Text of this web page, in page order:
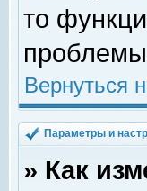
то
Вернуться
Параметры и
» Как